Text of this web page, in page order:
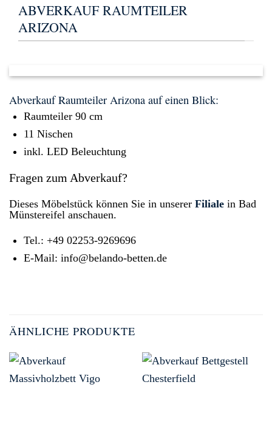
ABVERKAUF RAUMTEILER
ARIZONA
Abverkauf Raumteiler Arizona auf einen Blick:
Raumteiler 90 cm
11 Nischen
inkl. LED Beleuchtung
Fragen zum Abverkauf?
Dieses Möbelstück können Sie in unserer Filiale in Bad
Münstereifel anschauen.
Tel.: +49 02253-9269696
E-Mail: info@belando-betten.de
ÄHNLICHE PRODUKTE